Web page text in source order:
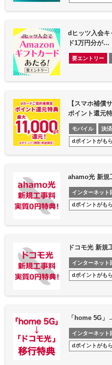
dヒッツ入会
ド1万円分が…
要エントリー
【スマホ補償
ポイント還元
モバイル 決
dポイントがも
ahamo光 新規
インターネット
dポイントがも
ドコモ光 新規
インターネット
dポイントがも
「home 5G
インターネット
dポイントがも